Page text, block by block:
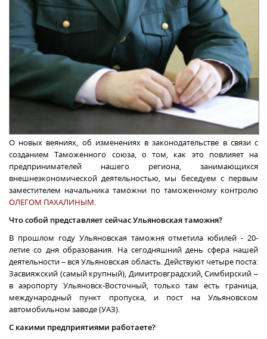
О новых веяниях, об изменениях в законодательстве в связи с
созданием Таможенного союза, о том, как это повлияет на
предпринимателей нашего региона, занимающихся
внешнеэкономической деятельностью, мы беседуем с первым
заместителем начальника таможни по таможенному контролю
ОЛЕГОМ ПАХАЛИНЫМ.
Что собой представляет сейчасУльяновскаятаможня?
В прошлом году Ульяновская таможня отметила юбилей - 20-
летие со дня образования. На сегодняшний день сфера нашей
деятельности – вся Ульяновская область. Действуют четыре поста:
Засвияжский (самый крупный), Димитровградский, Симбирский –
в аэропорту Ульяновск-Восточный, только там есть граница,
международный пункт пропуска,и пост на Ульяновском
автомобильном заводе (УАЗ).
С какими предприятиями работаете?